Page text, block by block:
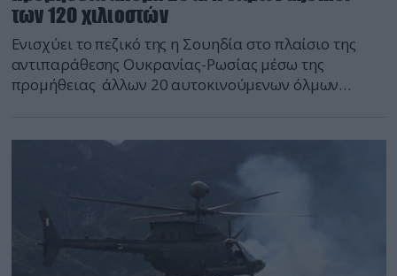
των 120 χιλιοστών
Ενισχύει το πεζικό της η Σουηδία στο πλαίσιο της
αντιπαράθεσης Ουκρανίας-Ρωσίας μέσω της
προμήθειας άλλων 20 αυτοκινούμενων όλμων
Σε υπηρεσία βρίσκονται ήδη 40 όλμοι του τύπου επί
σκάφους CV-90. Η ανάπτυξη των Mjolner ξεκίνησε το
2016 από την HB Utveckling μια κοινοπραξία μεταξύ
της BAE […]